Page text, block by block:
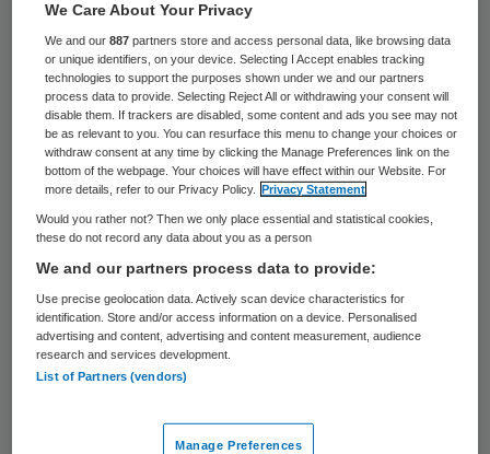
behandeleffecten ‘systematisch en
substantieel’ overschatten en tot onjuiste
klinische beslissingen leiden. Dat blijkt uit
een onderzoek van Lars Hemkens, Despina
Contopoulos-Ioannidis en John Ioannidis,
gepubliceerd in The BMJ.
De onderzoekers hebben opnieuw gekeken
naar 16 observationele studies op basis van
routinematig verzamelde patiëntgegevens,
zomeldt het Nederlands Tijdschrift voor
Geneeskunde (NTvG)
naar patiëntstudies die werden opgevolgd
We Care About Your Privacy
We and our887 partners store and access personal data, like browsing data
or unique identifiers, on your device. Selecting I Accept enables tracking
technologies to support the purposes shown under we and our partners
process data to provide. Selecting Reject All or withdrawing your consent will
disable them. If trackers are disabled, some content and ads you see may not
be as relevant to you. You can resurface this menu to change your choices or
withdraw consent at any time by clicking the Manage Preferences link on the
bottom of the webpage. Your choices will have effect within our Website. For
more details, refer to our Privacy Policy.
Privacy Statement
Would you rather not? Then we only place essential and statistical cookies,
these do not record any data about you as a person
We and our partners process data to provide:
Use precise geolocation data. Actively scan device characteristics for
identification. Store and/or access information on a device. Personalised
advertising and content, advertising and content measurement, audience
research and services development.
List of Partners (vendors)
Manage Preferences